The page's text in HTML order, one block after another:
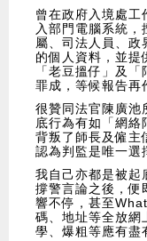
曾在政府入境處
入部門電腦系統
屬、司法人員、政
的個人資料，並
「老豆搵仔」及
罪成，等候報告再
很贊同法官陳廣池
底行為有如「網絡
背叛了師長及僱主
認為判監是唯一選
我自己亦都是被起
撐警言論之後，便
響不停，甚至
碼、地址等全放網
學、爆粗等應有盡